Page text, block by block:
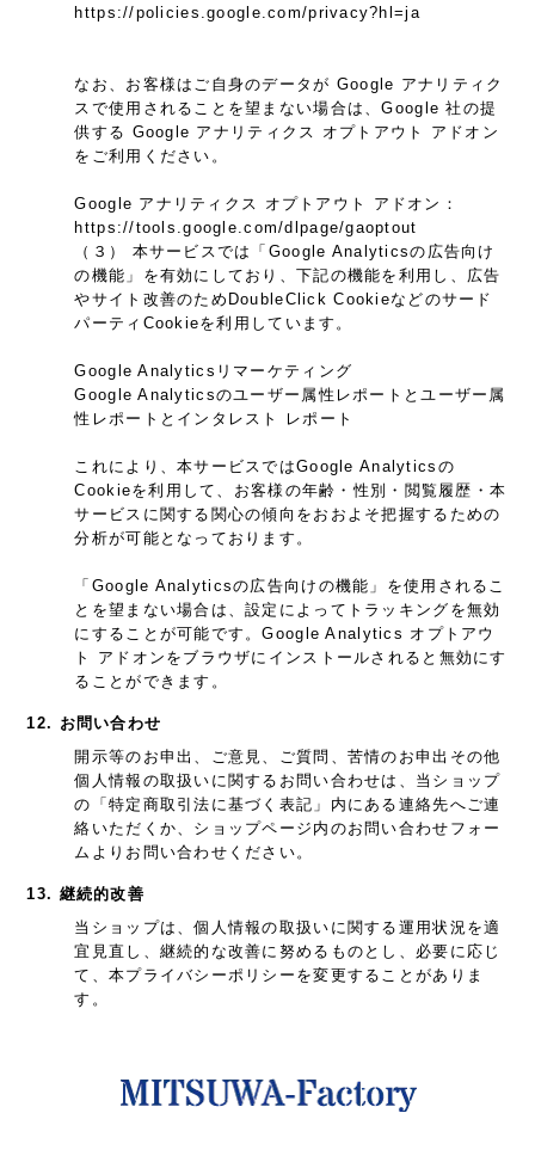
https://policies.google.com/privacy?hl=ja
なお、お客様はご自身のデータが Google アナリティク
スで使用されることを望まない場合は、Google 社の提
供する Google アナリティクス オプトアウト アドオン
をご利用ください。
Google アナリティクス オプトアウト アドオン：
https://tools.google.com/dlpage/gaoptout
（３） 本サービスでは「Google Analyticsの広告向け
の機能」を有効にしており、下記の機能を利用し、広告
やサイト改善のためDoubleClick Cookieなどのサード
パーティCookieを利用しています。
Google Analyticsリマーケティング
Google Analyticsのユーザー属性レポートとユーザー属
性レポートとインタレスト レポート
これにより、本サービスではGoogle Analyticsの
Cookieを利用して、お客様の年齢・性別・閲覧履歴・本
サービスに関する関心の傾向をおおよそ把握するための
分析が可能となっております。
「Google Analyticsの広告向けの機能」を使用されるこ
とを望まない場合は、設定によってトラッキングを無効
にすることが可能です。Google Analytics オプトアウ
ト アドオンをブラウザにインストールされると無効にす
ることができます。
12. お問い合わせ
開示等のお申出、ご意見、ご質問、苦情のお申出その他
個人情報の取扱いに関するお問い合わせは、当ショップ
の「特定商取引法に基づく表記」内にある連絡先へご連
絡いただくか、ショップページ内のお問い合わせフォー
ムよりお問い合わせください。
13. 継続的改善
当ショップは、個人情報の取扱いに関する運用状況を適
宜見直し、継続的な改善に努めるものとし、必要に応じ
て、本プライバシーポリシーを変更することがありま
す。